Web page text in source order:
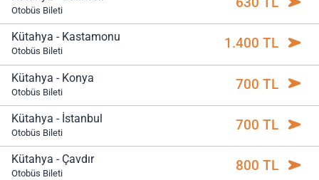
Otobüs Bileti
Kütahya - Kastamonu
Otobüs Bileti 1.400 TL
Kütahya - Konya
Otobüs Bileti 700 TL
Kütahya - İstanbul
Otobüs Bileti 700 TL
Kütahya - Çavdır
Otobüs Bileti 800 TL